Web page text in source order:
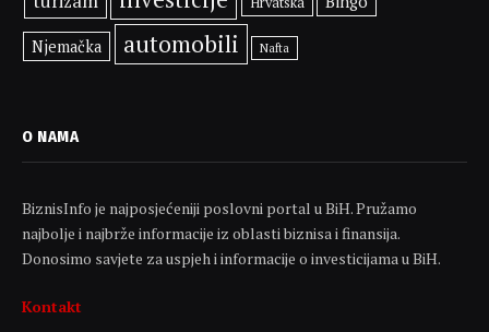
Njemačka automobili Nafta
O NAMA
BiznisInfo je najposjećeniji poslovni portal u BiH. Pružamo
najbolje i najbrže informacije iz oblasti biznisa i finansija.
Donosimo savjete za uspjeh i informacije o investicijama u BiH.
Kontakt